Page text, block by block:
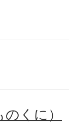
くに）